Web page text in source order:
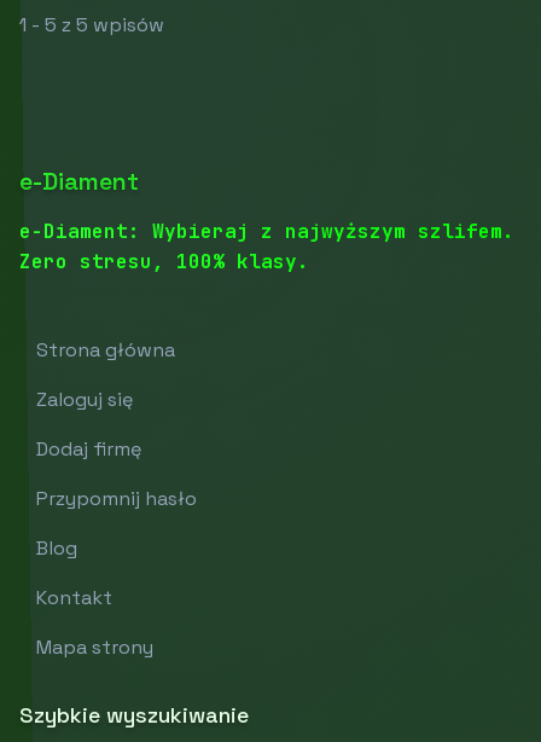
1 - 5 z 5 wpisów
e-Diament
e-Diament: Wybieraj z najwyższym szlifem.
Zero stresu, 100% klasy.
Strona główna
Zaloguj się
Dodaj firmę
Przypomnij hasło
Blog
Kontakt
Mapa strony
Szybkie wyszukiwanie